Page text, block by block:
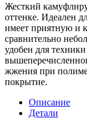
Жесткий
оттенке. Идеален
имеет приятную и
сравнительно
удобен для
жжения при
покрытие.
Описание
Детали